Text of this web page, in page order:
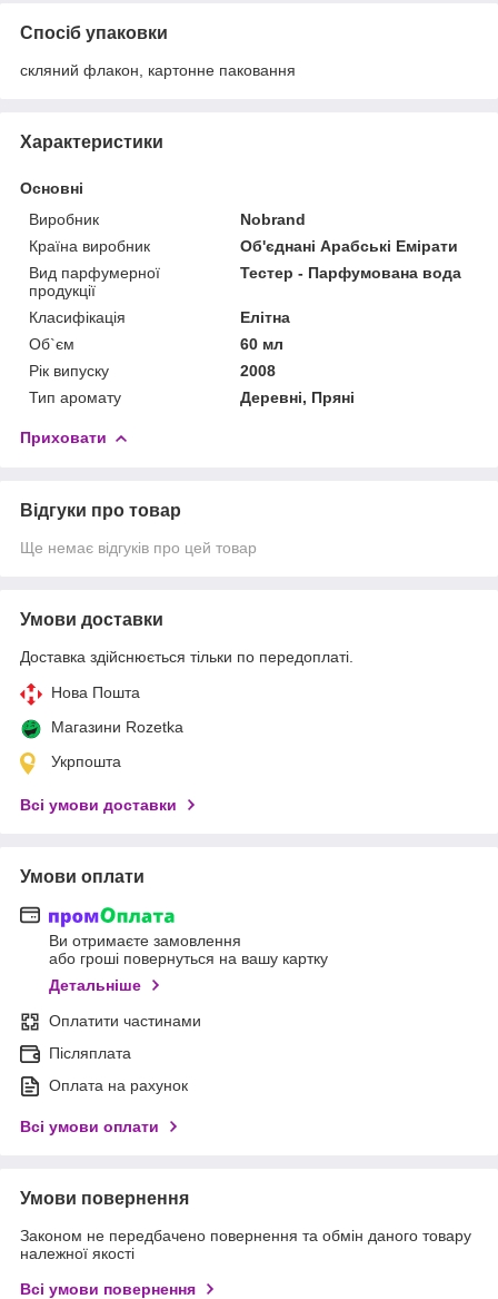
Спосіб упаковки
скляний флакон, картонне паковання
Характеристики
Основні
Виробник
Nobrand
Країна виробник
Об'єднані Арабські Емірати
Вид парфумерної
продукції
Тестер - Парфумована вода
Класифікація
Елітна
Об`єм
60 мл
Рік випуску
2008
Тип аромату
Деревні, Пряні
Приховати
Відгуки про товар
Ще немає відгуків про цей товар
Умови доставки
Доставка здійснюється тільки по передоплаті.
Нова Пошта
Магазини Rozetka
Укрпошта
Всі умови доставки
Умови оплати
Ви отримаєте замовлення
або гроші повернуться на вашу картку
Детальніше
Оплатити частинами
Післяплата
Оплата на рахунок
Всі умови оплати
Умови повернення
Законом не передбачено повернення та обмін даного товару
належної якості
Всі умови повернення